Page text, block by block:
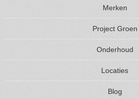
Merken
Project Groen
Onderhoud
Locaties
Blog